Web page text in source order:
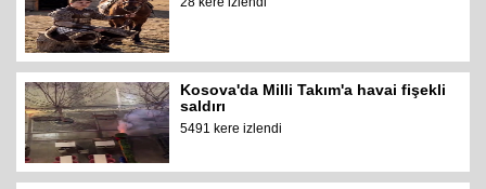
Kosova'da Milli Takım'a havai fişekli
saldırı
5491 kere izlendi